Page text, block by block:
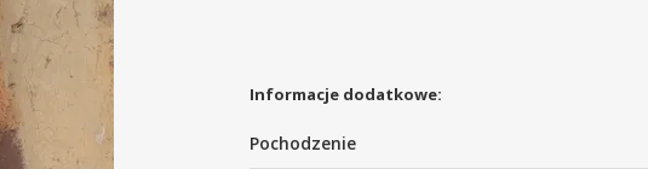
Informacje dodatkowe:
Pochodzenie